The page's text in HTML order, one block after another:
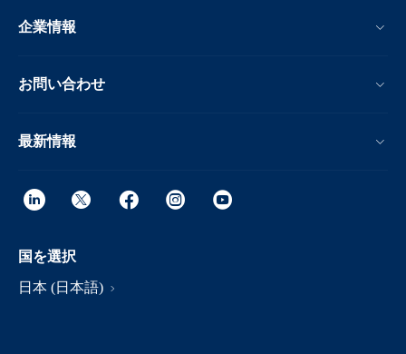
企業情報
お問い合わせ
最新情報
国を選択
日本 (日本語)